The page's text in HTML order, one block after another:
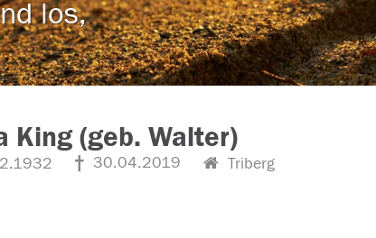
los,
King (geb. Walter)
30.04.2019 Triberg